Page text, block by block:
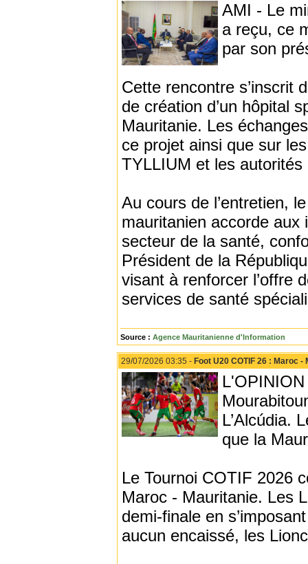
AMI - Le
a reçu, ce
par son
Cette rencontre s’inscrit
de création d’un hôpital
Mauritanie. Les
ce projet ainsi que sur
TYLLIUM et les autorités
Au cours de l’entretien,
mauritanien accorde
secteur de la santé,
Président de la
visant à renforcer l’offre
services de santé
Source : Agence Mauritanienne d'Information
29/07/2026 03:35 - Foot U20 COTIF 26 : Maroc
L’Alcúdia.
que la
Le Tournoi COTIF 2026
Maroc - Mauritanie. Les
demi‑finale en
aucun encaissé, les